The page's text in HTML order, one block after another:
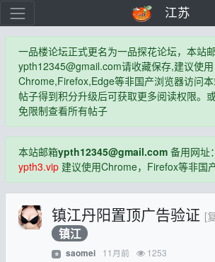
江苏
一品楼论坛正式更名为一品探花论坛，本站
ypth12345@gmail.com请收藏保存,建议使用
Chrome,Firefox,Edge等非国产浏览器访问
帖子得到积分升级后可获取更多阅读权限。
免限制查看所有帖子
本站邮箱ypth12345@gmail.com备用网址：
ypth3.vip建议使用Chrome，Firefox等非国
镇江丹阳置顶广告验证 [
镇江
⭐ saomei 11月前 1253